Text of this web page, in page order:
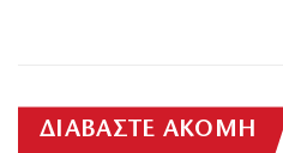
ΔΙΑΒΑΣΤΕ ΑΚΟΜΗ